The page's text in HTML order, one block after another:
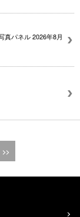
真パネル 2026年8月
>>